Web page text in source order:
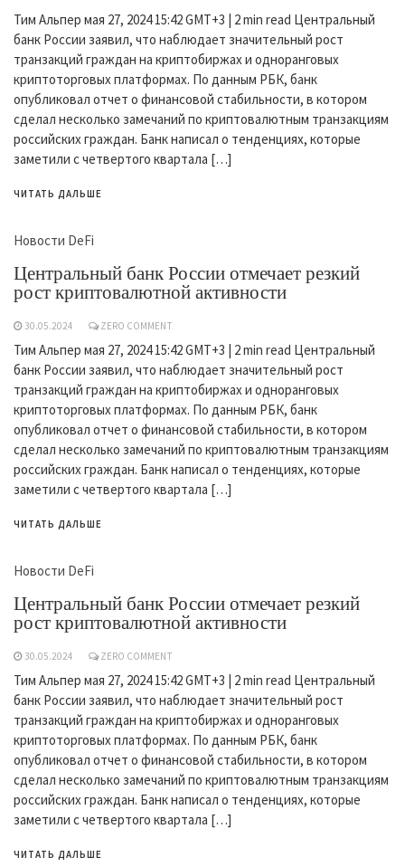
Тим Альпер мая 27, 2024 15:42 GMT+3 | 2 min read Центральный
банк России заявил, что наблюдает значительный рост
транзакций граждан на криптобиржах и одноранговых
криптоторговых платформах. По данным РБК, банк
опубликовал отчет о финансовой стабильности, в котором
сделал несколько замечаний по криптовалютным транзакциям
российских граждан. Банк написал о тенденциях, которые
заметили с четвертого квартала […]
ЧИТАТЬ ДАЛЬШЕ
Новости DeFi
Центральный банк России отмечает резкий
рост криптовалютной активности
30.05.2024 ZERO COMMENT
Тим Альпер мая 27, 2024 15:42 GMT+3 | 2 min read Центральный
банк России заявил, что наблюдает значительный рост
транзакций граждан на криптобиржах и одноранговых
криптоторговых платформах. По данным РБК, банк
опубликовал отчет о финансовой стабильности, в котором
сделал несколько замечаний по криптовалютным транзакциям
российских граждан. Банк написал о тенденциях, которые
заметили с четвертого квартала […]
ЧИТАТЬ ДАЛЬШЕ
Новости DeFi
Центральный банк России отмечает резкий
рост криптовалютной активности
30.05.2024 ZERO COMMENT
Тим Альпер мая 27, 2024 15:42 GMT+3 | 2 min read Центральный
банк России заявил, что наблюдает значительный рост
транзакций граждан на криптобиржах и одноранговых
криптоторговых платформах. По данным РБК, банк
опубликовал отчет о финансовой стабильности, в котором
сделал несколько замечаний по криптовалютным транзакциям
российских граждан. Банк написал о тенденциях, которые
заметили с четвертого квартала […]
ЧИТАТЬ ДАЛЬШЕ